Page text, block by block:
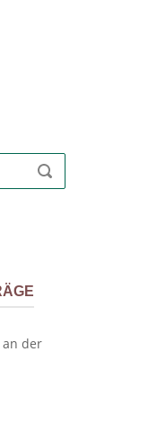
SEARCH
der